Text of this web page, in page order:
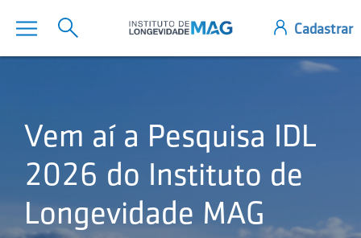
Vem aí a Pesquisa IDL
2026 do Instituto de
Longevidade MAG